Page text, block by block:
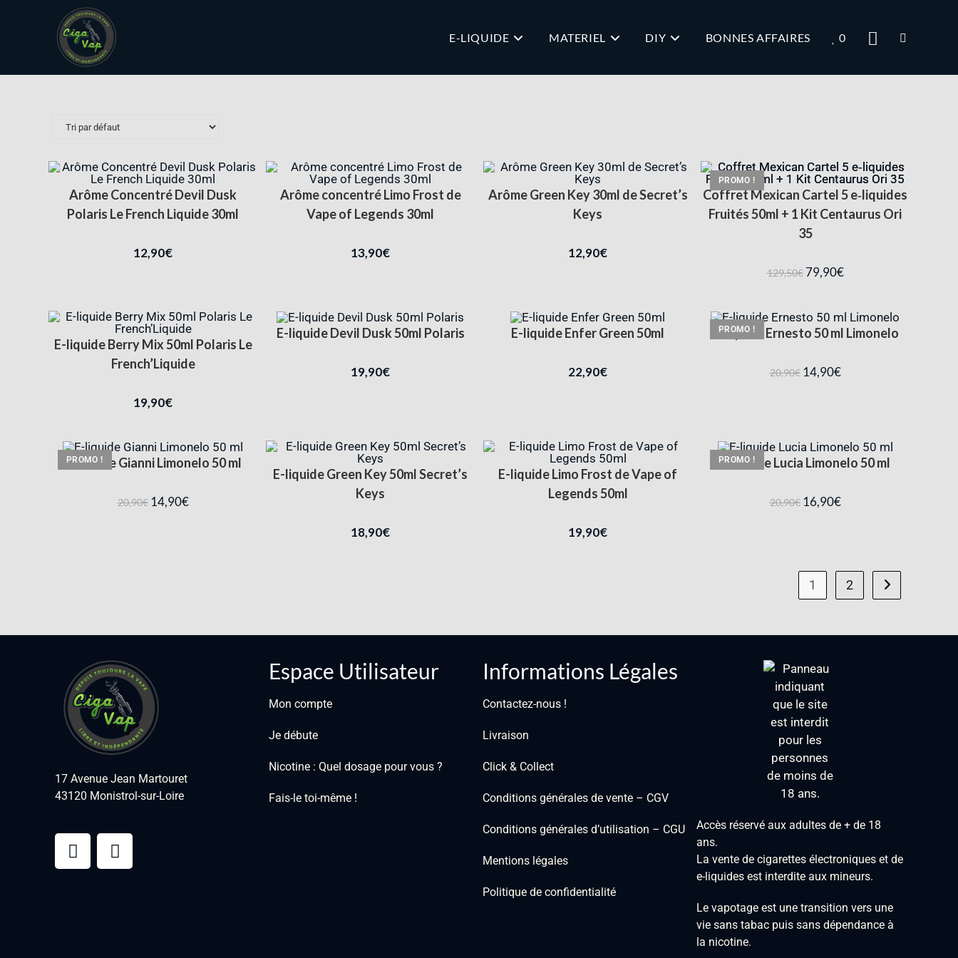
E-LIQUIDE MATERIEL DIY BONNES AFFAIRES 0
Arôme Concentré Devil Dusk
Polaris Le French Liquide 30ml
12,90€
Arôme concentré Limo Frost de
Vape of Legends 30ml
13,90€
Arôme Green Key 30ml de Secret’s
Keys
12,90€
PROMO !
Coffret Mexican Cartel 5 e‑liquides
Fruités 50ml + 1 Kit Centaurus Ori
35
129,50€ 79,90€
E-liquide Berry Mix 50ml Polaris Le
French’Liquide
19,90€
E-liquide Devil Dusk 50ml Polaris
19,90€
E-liquide Enfer Green 50ml
22,90€
PROMO !
E-liquide Ernesto 50 ml Limonelo
20,90€ 14,90€
PROMO !
E-liquide Gianni Limonelo 50 ml
20,90€ 14,90€
E-liquide Green Key 50ml Secret’s
Keys
18,90€
E-liquide Limo Frost de Vape of
Legends 50ml
19,90€
PROMO !
E-liquide Lucia Limonelo 50 ml
20,90€ 16,90€
1 2
17 Avenue Jean Martouret
43120 Monistrol-sur-Loire
Espace Utilisateur
Mon compte
Je débute
Nicotine : Quel dosage pour vous ?
Fais-le toi-même !
Informations Légales
Contactez-nous !
Livraison
Click & Collect
Conditions générales de vente – CGV
Conditions générales d’utilisation – CGU
Mentions légales
Politique de confidentialité
Accès réservé aux adultes de + de 18
ans.
La vente de cigarettes électroniques et de
e-liquides est interdite aux mineurs.
Le vapotage est une transition vers une
vie sans tabac puis sans dépendance à
la nicotine.